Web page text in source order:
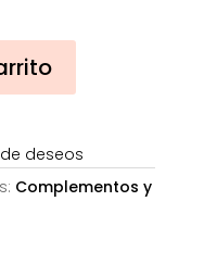
deseos
Complementos y